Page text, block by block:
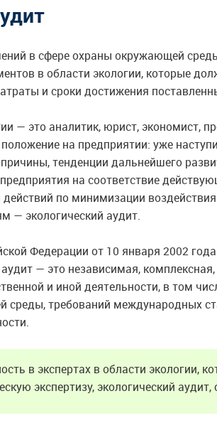
в сфере охраны окружающей
в области экологии, которые
и сроки достижения
— это аналитик, юрист, экономист,
на предприятии: уже
тенденции дальнейшего
на соответствие
по минимизации
— экологический аудит.
Федерации от 10 января 2002
аудит — это независимая,
и иной деятельности, в том
среды, требований международных
в экспертах в области экологии,
экспертизу, экологический